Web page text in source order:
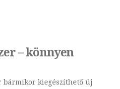
– könnyen
bármikor kiegészíthető új